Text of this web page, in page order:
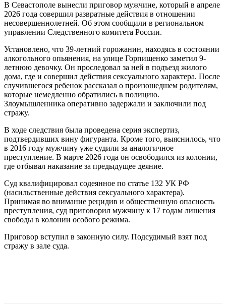
В Севастополе вынесли приговор мужчине, который в апреле
2026 года совершил развратные действия в отношении
несовершеннолетней. Об этом сообщили в региональном
управлении Следственного комитета России.
Установлено, что 39-летний горожанин, находясь в состоянии
алкогольного опьянения, на улице Горпищенко заметил 9-
летнюю девочку. Он проследовал за ней в подъезд жилого
дома, где и совершил действия сексуального характера. После
случившегося ребенок рассказал о произошедшем родителям,
которые немедленно обратились в полицию.
Злоумышленника оперативно задержали и заключили под
стражу.
В ходе следствия была проведена серия экспертиз,
подтвердивших вину фигуранта. Кроме того, выяснилось, что
в 2016 году мужчину уже судили за аналогичное
преступление. В марте 2026 года он освободился из колонии,
где отбывал наказание за предыдущее деяние.
Суд квалифицировал содеянное по статье 132 УК РФ
(насильственные действия сексуального характера).
Принимая во внимание рецидив и общественную опасность
преступления, суд приговорил мужчину к 17 годам лишения
свободы в колонии особого режима.
Приговор вступил в законную силу. Подсудимый взят под
стражу в зале суда.